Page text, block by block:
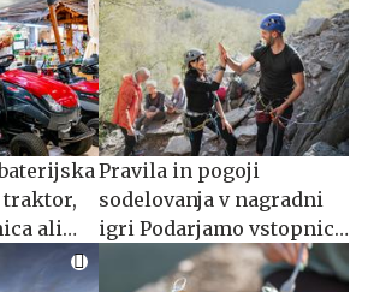
ali
Pravila in pogoji
sodelovanja v nagradni
igri Podarjamo vstopnice
za plezalni center!